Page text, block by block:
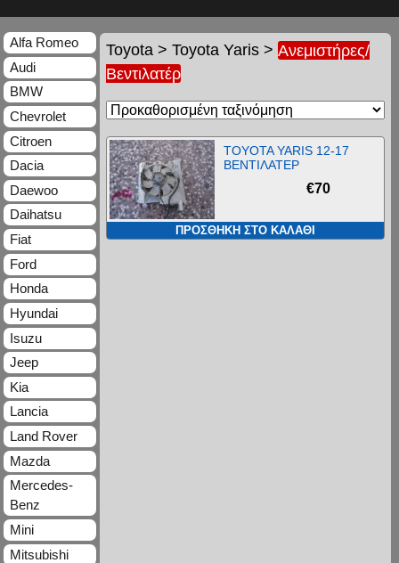
Toyota> Toyota Yaris> Ανεμιστήρες/
Βεντιλατέρ
TOYOTA YARIS 12-17
ΒΕΝΤΙΛΑΤΕΡ
€70
ΠΡΟΣΘΉΚΗ ΣΤΟ ΚΑΛΆΘΙ
Alfa Romeo
Audi
BMW
Chevrolet
Citroen
Dacia
Daewoo
Daihatsu
Fiat
Ford
Honda
Hyundai
Isuzu
Jeep
Kia
Lancia
Land Rover
Mazda
Mercedes-
Benz
Mini
Mitsubishi